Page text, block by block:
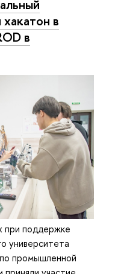
в
в
при поддержке
университета
промышленной